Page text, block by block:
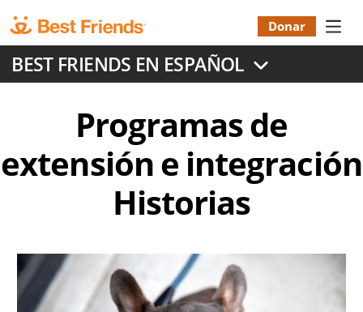
to
main
content
Menu
Donar
BEST FRIENDS EN ESPAÑOL
Programas de
extensión e integración
Historias
Image